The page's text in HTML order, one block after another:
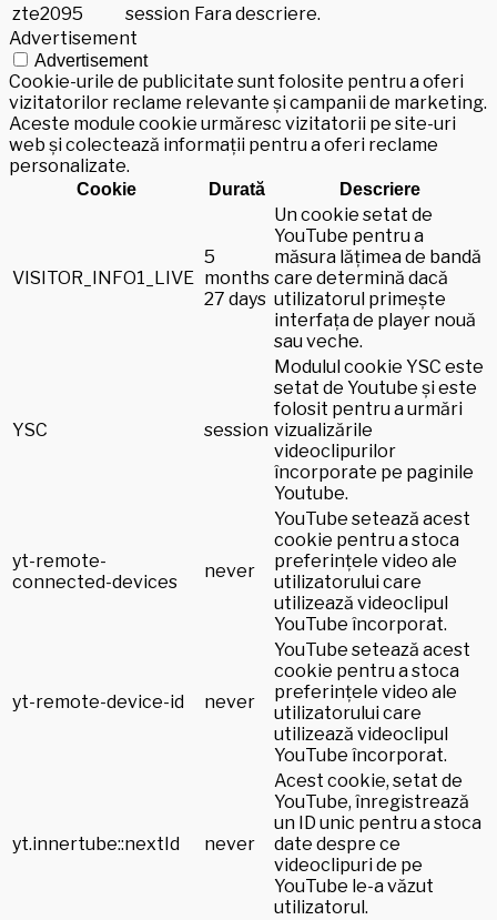
zte2095
session Fara descriere.
Advertisement
Advertisement
Cookie-urile de publicitate sunt folosite pentru a oferi
vizitatorilor reclame relevante și campanii de marketing.
Aceste module cookie urmăresc vizitatorii pe site-uri
web și colectează informații pentru a oferi reclame
personalizate.
Cookie Durată Descriere
VISITOR_INFO1_LIVE
5
months
27 days
Un cookie setat de
YouTube pentru a
măsura lățimea de bandă
care determină dacă
utilizatorul primește
interfața de player nouă
sau veche.
YSC session
Modulul cookie YSC este
setat de Youtube și este
folosit pentru a urmări
vizualizările
videoclipurilor
încorporate pe paginile
Youtube.
yt-remote-
connected-devices
never
YouTube setează acest
cookie pentru a stoca
preferințele video ale
utilizatorului care
utilizează videoclipul
YouTube încorporat.
yt-remote-device-id never
YouTube setează acest
cookie pentru a stoca
preferințele video ale
utilizatorului care
utilizează videoclipul
YouTube încorporat.
yt.innertube::nextId never
Acest cookie, setat de
YouTube, înregistrează
un ID unic pentru a stoca
date despre ce
videoclipuri de pe
YouTube le-a văzut
utilizatorul.